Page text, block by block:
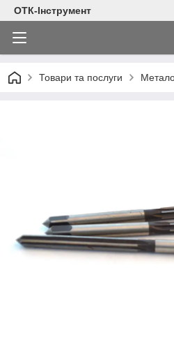
ОТК-Інструмент
Товари та послуги